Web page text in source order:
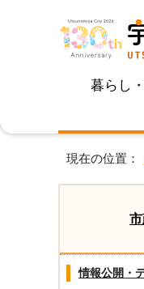
暮らし
現在の位置：
情報公開・